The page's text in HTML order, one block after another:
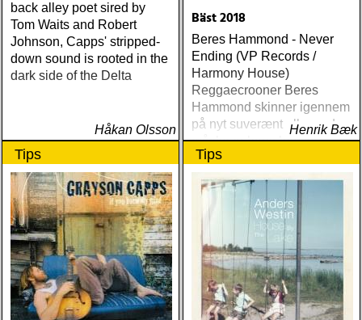
back alley poet sired by
Tom Waits and Robert
Johnson, Capps' stripped-
down sound is rooted in the
dark side of the Delta
Håkan Olsson
Bäst 2018
Beres Hammond - Never
Ending (VP Records /
Harmony House)
Reggaecrooner Beres
Hammond skinner igennem
på nyt suverænt album, der
måske er hans bedste
gennem tiderne
Henrik Bæk
Tips Tips